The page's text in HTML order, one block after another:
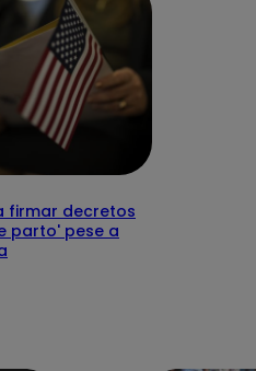
firmar decretos
parto' pese a